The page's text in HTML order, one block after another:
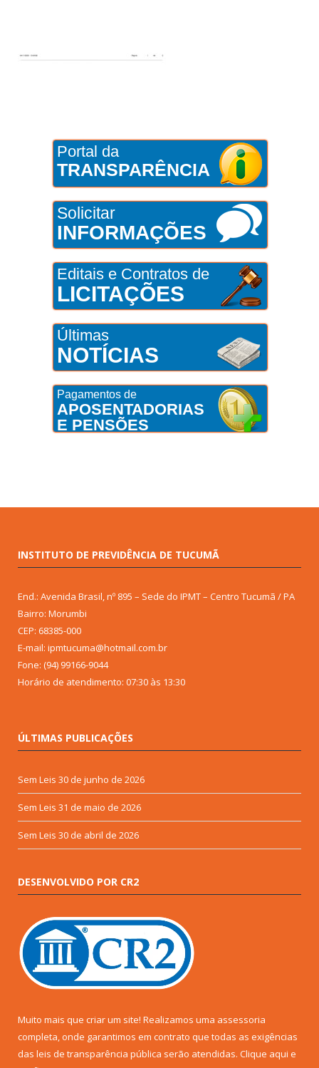
Portal da
TRANSPARÊNCIA
Solicitar
INFORMAÇÕES
Editais e Contratos de
LICITAÇÕES
Últimas
NOTÍCIAS
Pagamentos de
APOSENTADORIAS
E PENSÕES
INSTITUTO DE PREVIDÊNCIA DE TUCUMÃ
End.: Avenida Brasil, nº 895 – Sede do IPMT – Centro Tucumã / PA
Bairro: Morumbi
CEP: 68385-000
E-mail: ipmtucuma@hotmail.com.br
Fone: (94) 99166-9044
Horário de atendimento: 07:30 às 13:30
ÚLTIMAS PUBLICAÇÕES
Sem Leis 30 de junho de 2026
Sem Leis 31 de maio de 2026
Sem Leis 30 de abril de 2026
DESENVOLVIDO POR CR2
Muito mais que criar um site! Realizamos uma assessoria
completa, onde garantimos em contrato que todas as exigências
das leis de transparência pública serão atendidas. Clique aqui e